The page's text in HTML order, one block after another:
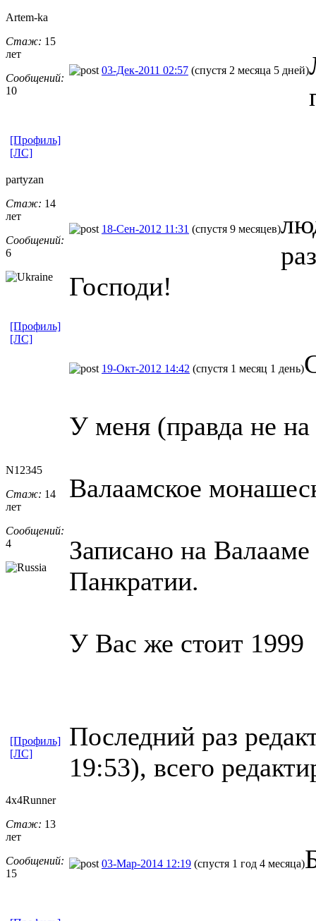
Artem-ka
Стаж: 15
лет
Сообщений:
10
03-Дек-2011 02:57 (спустя 2 месяца 5 дней)
[Профиль]
[ЛС]
partyzan
Стаж: 14
лет
Сообщений:
6
18-Сен-2012 11:31 (спустя 9 месяцев)
Господи!
[Профиль]
[ЛС]
N12345
Стаж: 14
лет
Сообщений:
4
19-Окт-2012 14:42 (спустя 1 месяц 1 день)
У меня (правда не
Валаамское
Записано на
Панкратии.
У Вас же стоит 1999
Последний раз
19:53), всего
[Профиль]
[ЛС]
4x4Runner
Стаж: 13
лет
Сообщений:
15
03-Мар-2014 12:19 (спустя 1 год 4 месяца)